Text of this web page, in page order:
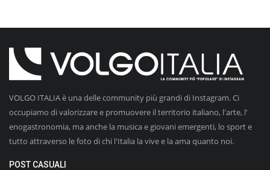
VOLGO ITALIA è una delle community più grandi di Instagram. Ci
occupiamo di valorizzare e promuovere il territorio italiano, l'arte, l'
enogastronomia, ma anche la musica e giovani emergenti, lo sport e
tutto attraverso le foto di chi l'Italia la vive e la ama quanto noi.
POST CASUALI